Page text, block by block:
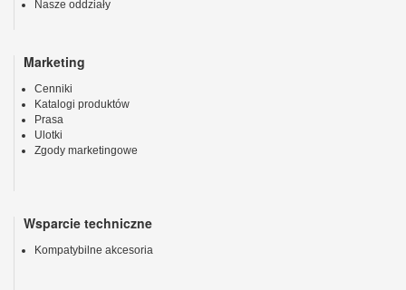
Nasze oddziały
Marketing
Cenniki
Katalogi produktów
Prasa
Ulotki
Zgody marketingowe
Wsparcie techniczne
Kompatybilne akcesoria